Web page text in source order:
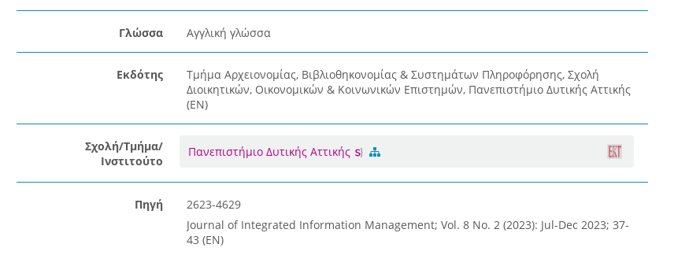
Γλώσσα Αγγλική γλώσσα
Εκδότης
Τμήμα Αρχειονομίας, Βιβλιοθηκονομίας & Συστημάτων Πληροφόρησης, Σχολή
Διοικητικών, Οικονομικών & Κοινωνικών Επιστημών, Πανεπιστήμιο Δυτικής Αττικής
(EN)
Σχολή/Τμήμα/
Ινστιτούτο
Πανεπιστήμιο Δυτικής Αττικής
Πηγή
2623-4629
Journal of Integrated Information Management; Vol. 8 No. 2 (2023): Jul-Dec 2023; 37-
43 (EN)